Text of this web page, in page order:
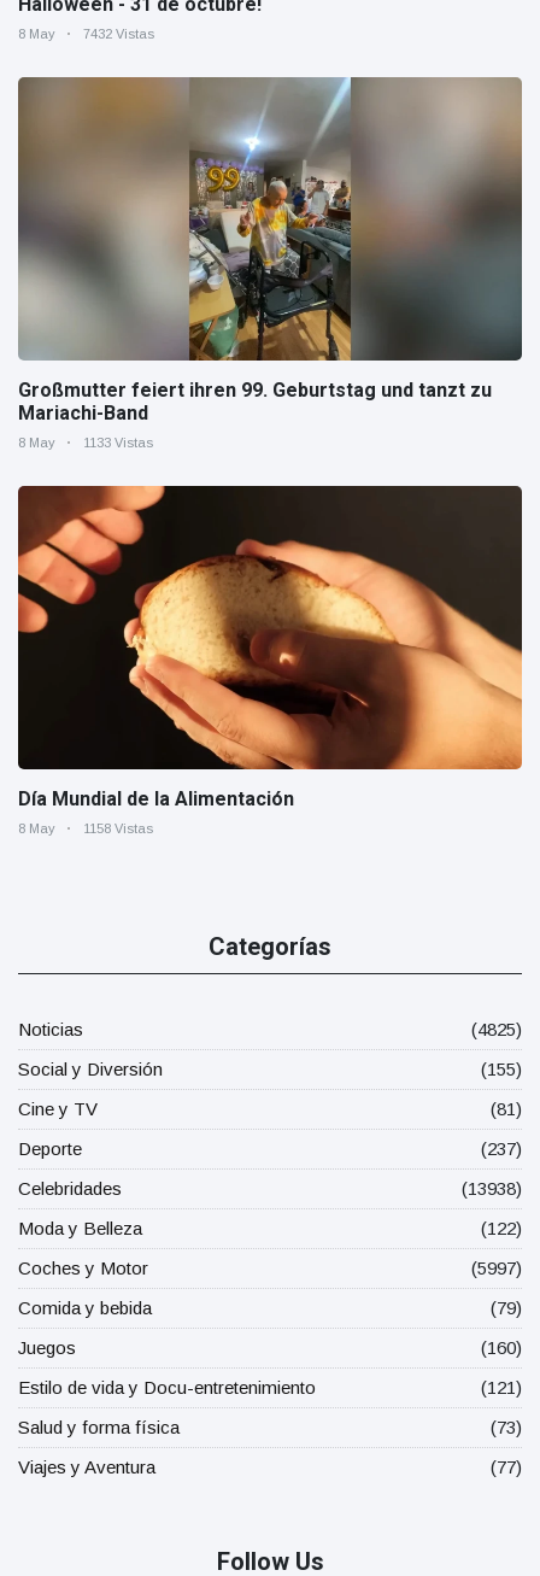
8 May 7432 Vistas
Großmutter feiert ihren 99. Geburtstag und tanzt zu
Mariachi-Band
8 May 1133 Vistas
Día Mundial de la Alimentación
8 May 1158 Vistas
Categorías
Noticias
(4825)
Social y Diversión
(155)
Cine y TV
(81)
Deporte
(237)
Celebridades
(13938)
Moda y Belleza
(122)
Coches y Motor
(5997)
Comida y bebida
(79)
Juegos
(160)
Estilo de vida y Docu-entretenimiento
(121)
Salud y forma física
(73)
Viajes y Aventura
(77)
Follow Us